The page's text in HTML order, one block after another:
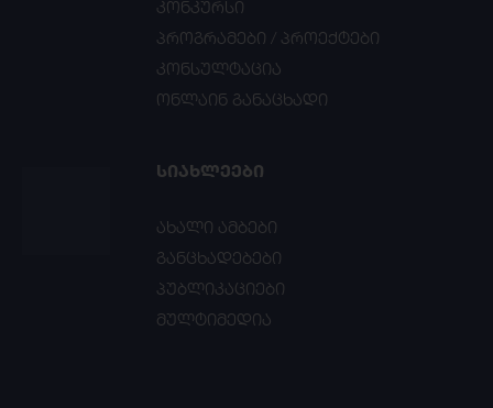
კონკურსი
პროგრამები / პროექტები
კონსულტაცია
ონლაინ განაცხადი
ᲡᲘᲐᲮᲚᲔᲔᲑᲘ
ახალი ამბები
განცხადებები
პუბლიკაციები
მულტიმედია